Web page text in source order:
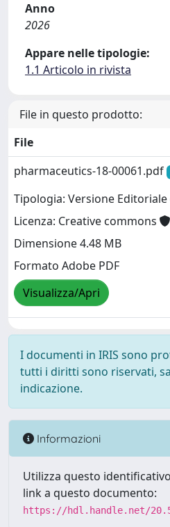
Anno
2026
Appare nelle tipologie:
1.1 Articolo in rivista
File in questo prodotto:
File
pharmaceutics-18-00061.pdf
Tipologia: Versione Editoriale
Licenza: Creative commons
Dimensione 4.48 MB
Formato Adobe PDF
Visualizza/Apri
I documenti in IRIS sono
tutti i diritti sono riservati,
indicazione.
Informazioni
Utilizza questo
link a questo documento:
https://hdl.handle.net/